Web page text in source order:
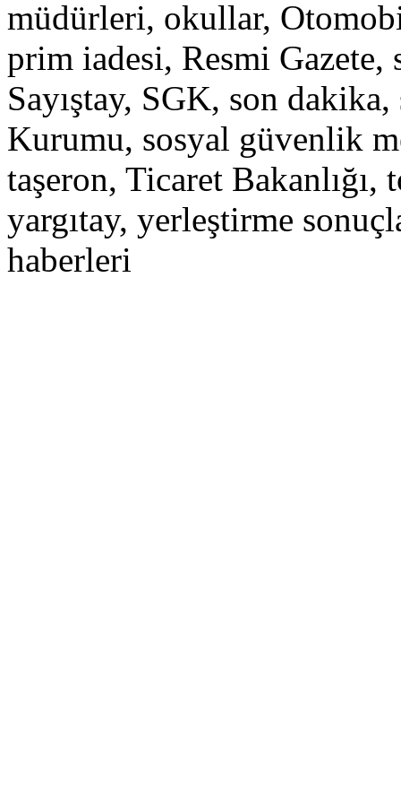
müdürleri, okullar,
prim iadesi, Resmi Gazete,
Sayıştay, SGK, son
Kurumu, sosyal güvenlik
taşeron, Ticaret
yargıtay, yerleştirme
haberleri